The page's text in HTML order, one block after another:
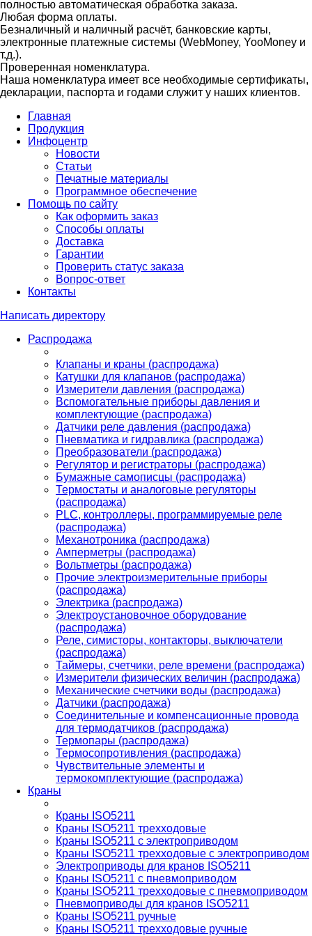
полностью автоматическая обработка заказа.
Любая форма оплаты.
Безналичный и наличный расчёт, банковские карты,
электронные платежные системы (WebMoney, YooMoney и
т.д.).
Проверенная номенклатура.
Наша номенклатура имеет все необходимые сертификаты,
декларации, паспорта и годами служит у наших клиентов.
Главная
Продукция
Инфоцентр
Новости
Статьи
Печатные материалы
Программное обеспечение
Помощь по сайту
Как оформить заказ
Способы оплаты
Доставка
Гарантии
Проверить статус заказа
Вопрос-ответ
Контакты
Написать директору
Распродажа
Клапаны и краны (распродажа)
Катушки для клапанов (распродажа)
Измерители давления (распродажа)
Вспомогательные приборы давления и
комплектующие (распродажа)
Датчики реле давления (распродажа)
Пневматика и гидравлика (распродажа)
Преобразователи (распродажа)
Регулятор и регистраторы (распродажа)
Бумажные самописцы (распродажа)
Термостаты и аналоговые регуляторы
(распродажа)
PLС, контроллеры, программируемые реле
(распродажа)
Механотроника (распродажа)
Амперметры (распродажа)
Вольтметры (распродажа)
Прочие электроизмерительные приборы
(распродажа)
Электрика (распродажа)
Электроустановочное оборудование
(распродажа)
Реле, симисторы, контакторы, выключатели
(распродажа)
Таймеры, счетчики, реле времени (распродажа)
Измерители физических величин (распродажа)
Механические счетчики воды (распродажа)
Датчики (распродажа)
Соединительные и компенсационные провода
для термодатчиков (распродажа)
Термопары (распродажа)
Термосопротивления (распродажа)
Чувствительные элементы и
термокомплектующие (распродажа)
Краны
Краны ISO5211
Краны ISO5211 трехходовые
Краны ISO5211 с электроприводом
Краны ISO5211 трехходовые с электроприводом
Электроприводы для кранов ISO5211
Краны ISO5211 с пневмоприводом
Краны ISO5211 трехходовые с пневмоприводом
Пневмоприводы для кранов ISO5211
Краны ISO5211 ручные
Краны ISO5211 трехходовые ручные